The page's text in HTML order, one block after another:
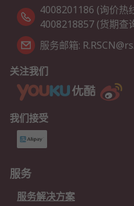
4008201186 (询价热
4008218857 (货期查
服务邮箱:
关注我们
我们接受
服务
服务解决方案